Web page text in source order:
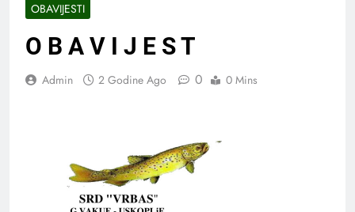
OBAVIJESTI
O B A V I J E S T
Admin 2 Godine Ago 0 0 Mins